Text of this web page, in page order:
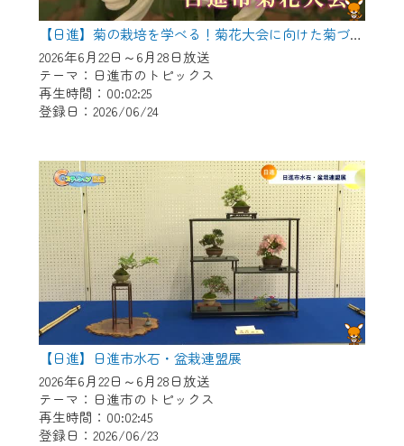
【日進】菊の栽培を学べる！菊花大会に向けた菊づくり講習会
2026年6月22日～6月28日放送
テーマ：日進市のトピックス
再生時間：00:02:25
登録日：2026/06/24
【日進】日進市水石・盆栽連盟展
2026年6月22日～6月28日放送
テーマ：日進市のトピックス
再生時間：00:02:45
登録日：2026/06/23
※マイページへのログインには、MyIDが必
要となります。
※MyIDとは、CCNet Web TVを含むCCNetの
各種サービスをご利用頂くためのIDです。
（GmailやYahooなどのフリーメールアドレ
スでも作成可能です）
※マイページへのログイン・MyIDの新規登
録はこちらから
※CCNetアプリをご利用中の方は引き続き
ご視聴いただけます。
＜メンテナンス情報＞
CCNetWebTVのリニューアルにともないメ
ンテナンス作業を予定しています。
日時 9/24 9:30～16:30